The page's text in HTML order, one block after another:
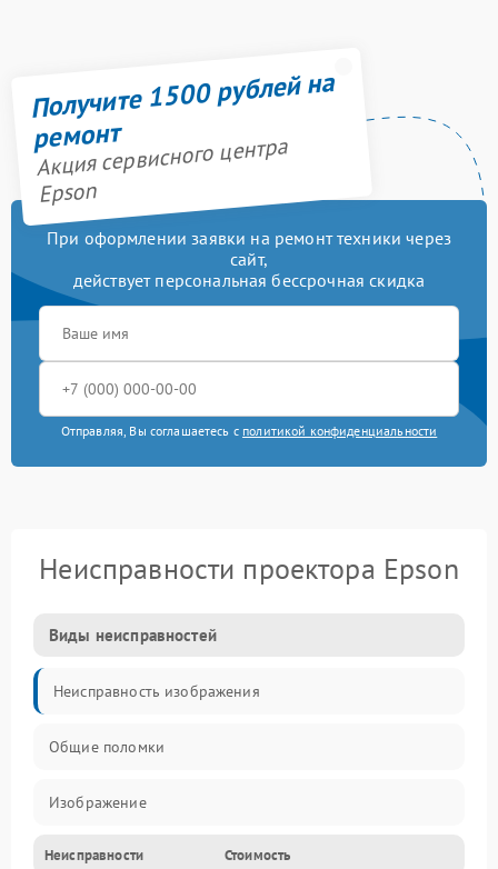
Получите 1500 рублей на
ремонт
Акция сервисного центра
Epson
При оформлении заявки на ремонт техники через
сайт,
действует персональная бессрочная скидка
Отправляя, Вы соглашаетесь с политикой конфиденциальности
Неисправности проектора Epson
Виды неисправностей
Неисправность изображения
Общие поломки
Изображение
Лампа подсветки
Неисправности Стоимость